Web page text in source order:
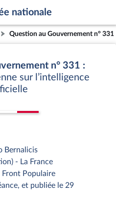
nationale
Question au Gouvernement n° 331
n° 331 :
sur l’intelligence
Bernalicis
- La France
Front Populaire
et publiée le 29